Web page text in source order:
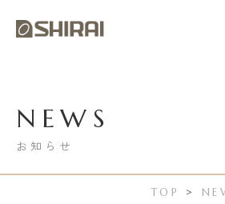
NEWS
お知らせ
TOP >